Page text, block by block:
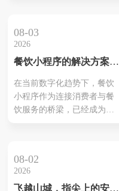
方案的优势及其实现方法，
帮助餐饮企业在激烈的市场
竞争中脱颖而出。
08-03
2026
餐饮小程序的解决方案有
在当前数字化趋势下，餐饮
小程序作为连接消费者与餐
饮服务的桥梁，已经成为餐
能构建到高级优化的全方位
内容，帮助餐饮企业在激烈
08-02
2026